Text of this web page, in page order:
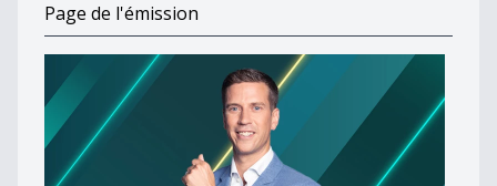
Page de l'émission